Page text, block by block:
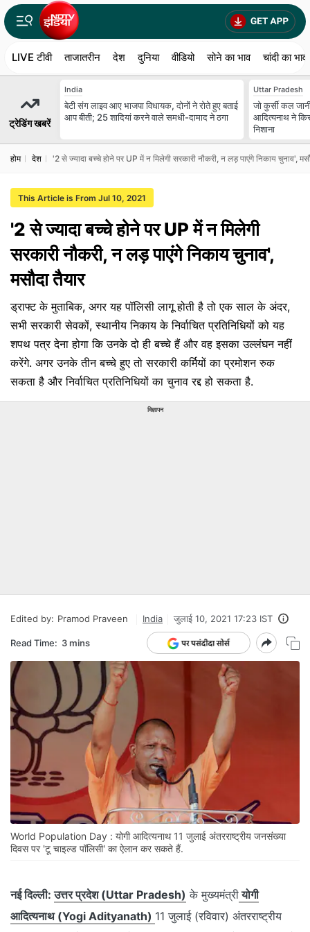
LIVE टीवी ताजातरीन देश दुनिया वीडियो सोने का भाव चांदी का भाव
ट्रेडिंग खबरें
India
बेटी संग लाइव आए भाजपा विधायक, दोनों ने रोते हुए बताई
आप बीती; 25 शादियां करने वाले समधी-दामाद ने ठगा
Uttar Pradesh
जो कुर्सी कल
आदित्यनाथ ने
निशाना
होम देश '2 से ज्यादा बच्चे होने पर UP में न मिलेगी सरकारी नौकरी, न लड़ पाएंगे निकाय चुनाव',
This Article is From Jul 10, 2021
'2 से ज्यादा बच्चे होने पर UP में न मिलेगी
सरकारी नौकरी, न लड़ पाएंगे निकाय चुनाव',
मसौदा तैयार
ड्राफ्ट के मुताबिक, अगर यह पॉलिसी लागू होती है तो एक साल के अंदर,
सभी सरकारी सेवकों, स्थानीय निकाय के निर्वाचित प्रतिनिधियों को यह
शपथ पत्र देना होगा कि उनके दो ही बच्चे हैं और वह इसका उल्लंघन नहीं
करेंगे. अगर उनके तीन बच्चे हुए तो सरकारी कर्मियों का प्रमोशन रुक
सकता है और निर्वाचित प्रतिनिधियों का चुनाव रद्द हो सकता है.
विज्ञापन
Edited by: Pramod Praveen India जुलाई 10, 2021 17:23 IST
Read Time: 3 mins
World Population Day : योगी आदित्यनाथ 11 जुलाई अंतरराष्ट्रीय जनसंख्या
दिवस पर 'टू चाइल्ड पॉलिसी' का ऐलान कर सकते हैं.
नई दिल्ली: उत्तर प्रदेश (Uttar Pradesh) के मुख्यमंत्रीयोगी
आदित्यनाथ (Yogi Adityanath) 11 जुलाई (रविवार) अंतरराष्ट्रीय